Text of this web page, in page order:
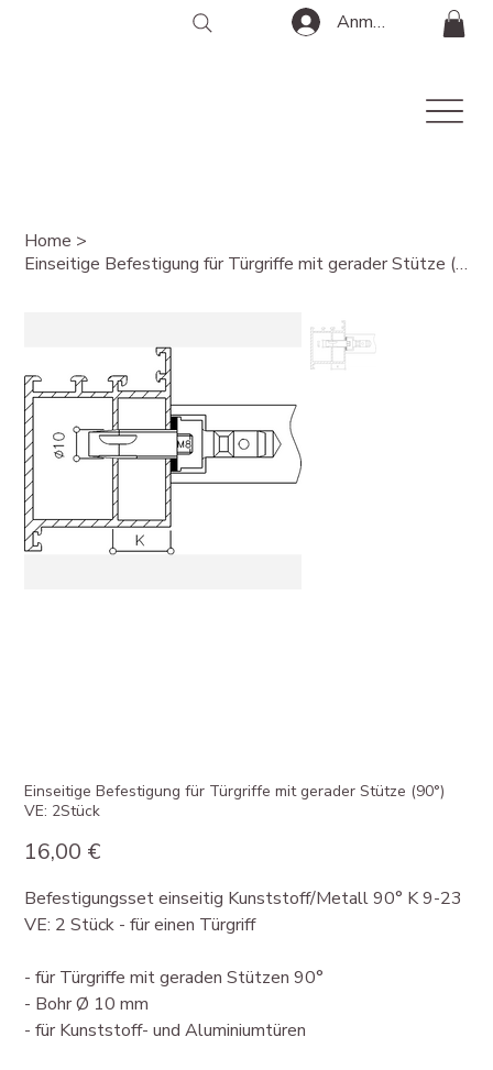
Anmelden
Home >
Einseitige Befestigung für Türgriffe mit gerader Stütze (90°) VE: 2Stück
Einseitige Befestigung für Türgriffe mit gerader Stütze (90°)
VE: 2Stück
16,00 €
Befestigungsset einseitig Kunststoff/Metall 90° K 9-23
VE: 2 Stück - für einen Türgriff
- für Türgriffe mit geraden Stützen 90°
- Bohr Ø 10 mm
- für Kunststoff- und Aluminiumtüren